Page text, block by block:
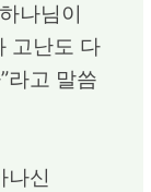
나님이
고난도 다
라고 말씀
나신